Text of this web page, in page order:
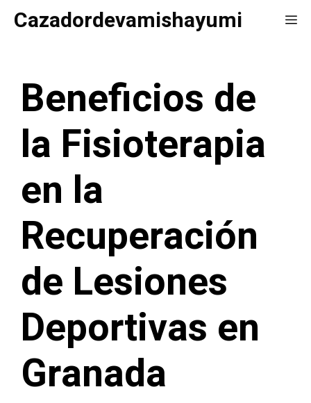
SaltarCazadordevamishayumi
Beneficios de
la Fisioterapia
en la
Recuperación
de Lesiones
Deportivas en
Granada